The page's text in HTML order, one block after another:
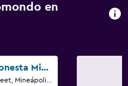
en
The Royal Sonesta Minneapolis Downtown